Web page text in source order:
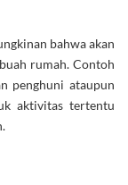
bahwa akan
rumah. Contoh
penghuni ataupun
aktivitas tertentu